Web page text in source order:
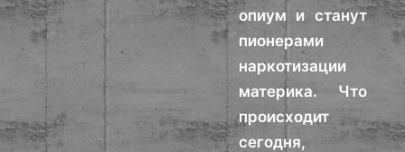
опиум и станут
пионерами
наркотизации
материка. Что
происходит
сегодня,